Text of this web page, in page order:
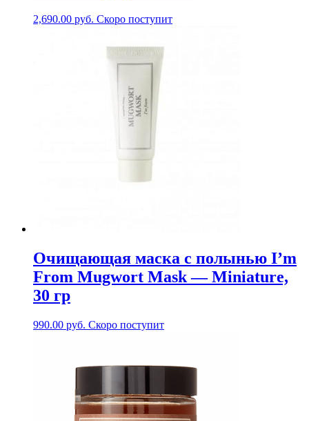
2,690.00 руб. Скоро поступит
Очищающая маска с полынью I’m
From Mugwort Mask — Miniature,
30 гр
990.00 руб. Скоро поступит